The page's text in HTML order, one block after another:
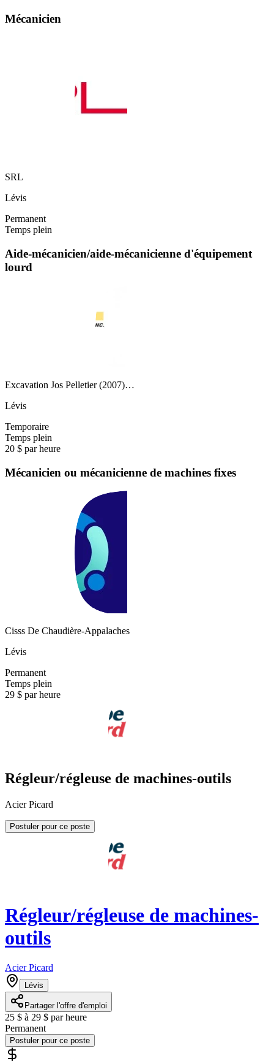
Mécanicien
SRL
Lévis
Permanent
Temps plein
Aide-mécanicien/aide-mécanicienne d'équipement
lourd
Excavation Jos Pelletier (2007)…
Lévis
Temporaire
Temps plein
20 $ par heure
Mécanicien ou mécanicienne de machines fixes
Cisss De Chaudière-Appalaches
Lévis
Permanent
Temps plein
29 $ par heure
Régleur/régleuse de machines-outils
Acier Picard
Postuler pour ce poste
Régleur/régleuse de machines-
outils
Acier Picard
Lévis
Partager l'offre d'emploi
25 $ à 29 $ par heure
Permanent
Postuler pour ce poste